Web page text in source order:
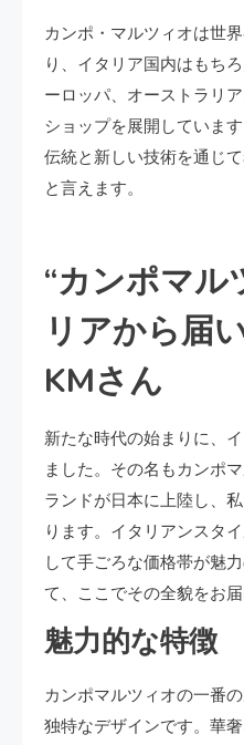
カンポ・マルツィオは世
り、イタリア国内はもち
ーロッパ、オーストラリ
ショップを展開していま
伝統と新しい技術を通じ
と言えます。
“カンポマル
リアから届
KMさん
新たな時代の始まりに、
ました。その名もカンポ
ランドが日本に上陸し、
ります。イタリアンスタ
して手ごろな価格帯が魅
て、ここでその全貌をお届
魅力的な特徴
カンポマルツィオの一番
独特なデザインです。華